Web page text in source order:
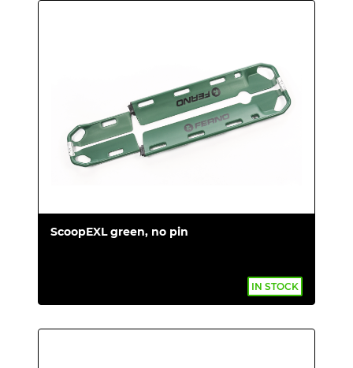
ScoopEXL green, no pin
IN STOCK